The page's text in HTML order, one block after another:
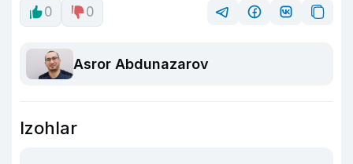
0 0
Asror Abdunazarov
Izohlar